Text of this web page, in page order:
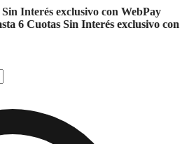
Interés exclusivo con WebPay
6 Cuotas Sin Interés exclusivo con